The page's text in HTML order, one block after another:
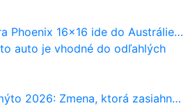
16×16 ide do Austrálie. Na čo bude slúžiť?
auto je vhodné do odľahlých
Zmena, ktorá zasiahne slovenských dopravcov